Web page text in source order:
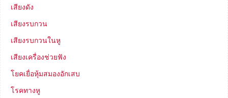
เสียงดัง
เสียงรบกวน
เสียงรบกวนในหู
เสียงเครื่องช่วยฟัง
โยคเยื่อหุ้มสมองอักเสบ
โรคทางหู